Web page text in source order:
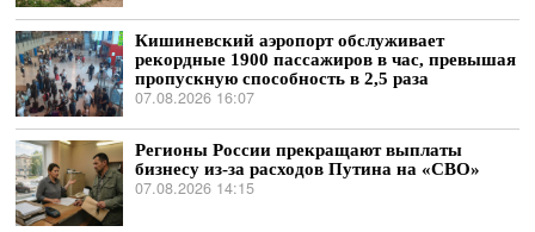
Кишиневский аэропорт обслуживает
рекордные 1900 пассажиров в час, превышая
пропускную способность в 2,5 раза
07.08.2026 16:07
Регионы России прекращают выплаты
бизнесу из-за расходов Путина на «СВО»
07.08.2026 14:15